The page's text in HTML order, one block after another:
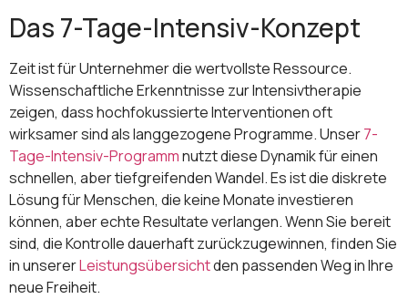
Das 7-Tage-Intensiv-Konzept
Zeit ist für Unternehmer die wertvollste Ressource.
Wissenschaftliche Erkenntnisse zur Intensivtherapie
zeigen, dass hochfokussierte Interventionen oft
wirksamer sind als langgezogene Programme. Unser7-
Tage-Intensiv-Programmnutzt diese Dynamik für einen
schnellen, aber tiefgreifenden Wandel. Es ist die diskrete
Lösung für Menschen, die keine Monate investieren
können, aber echte Resultate verlangen. Wenn Sie bereit
sind, die Kontrolle dauerhaft zurückzugewinnen, finden Sie
in unsererLeistungsübersichtden passenden Weg in Ihre
neue Freiheit.